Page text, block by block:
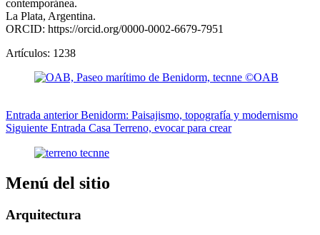
contemporánea.
La Plata, Argentina.
ORCID: https://orcid.org/0000-0002-6679-7951
Artículos: 1238
Entrada anteriorBenidorm: Paisajismo, topografía y modernismo
Siguiente Entrada Casa Terreno, evocar para crear
Menú del sitio
Arquitectura